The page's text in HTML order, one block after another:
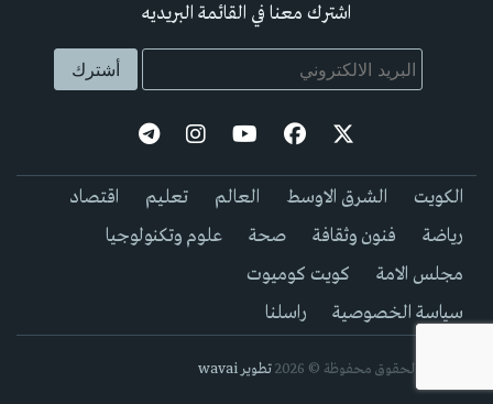
اشترك معنا في القائمة البريديه
الكويت الشرق الاوسط العالم تعليم
اقتصاد
رياضة
فنون وثقافة صحة
علوم وتكنولوجيا
مجلس الامة
كويت كوميوت
سياسة الخصوصية
راسلنا
جيمع الحقوق محفوظة © 2026 تطوير wavai